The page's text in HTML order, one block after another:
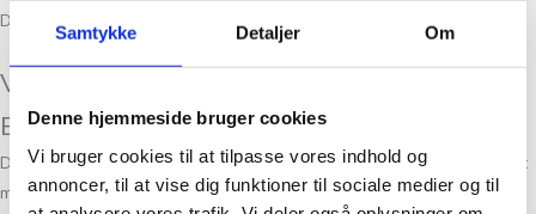
Samtykke Detaljer Om
Denne hjemmeside bruger cookies
Vi bruger cookies til at tilpasse vores indhold og
annoncer, til at vise dig funktioner til sociale medier og til
Der er endnu ikke nogle anmeldelser.
Vær den første til at anmelde “Bio
Blomsterfrø Rød 1424”
Din e-mailadresse vil ikke blive publiceret. Krævede felter er markeret
med*